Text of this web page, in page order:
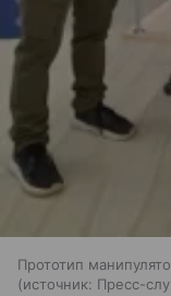
Прототип
источник: Пресс-